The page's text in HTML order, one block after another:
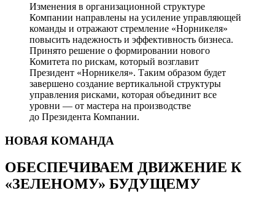
Изменения в организационной структуре
Компании направлены на усиление управляющей
команды и отражают стремление «Норникеля»
повысить надежность и эффективность бизнеса.
Принято решение о формировании нового
Комитета по рискам, который возглавит
Президент «Норникеля». Таким образом будет
завершено создание вертикальной структуры
управления рисками, которая объединит все
уровни — от мастера на производстве
до Президента Компании.
НОВАЯ КОМАНДА
ОБЕСПЕЧИВАЕМ ДВИЖЕНИЕ К
«ЗЕЛЕНОМУ» БУДУЩЕМУ